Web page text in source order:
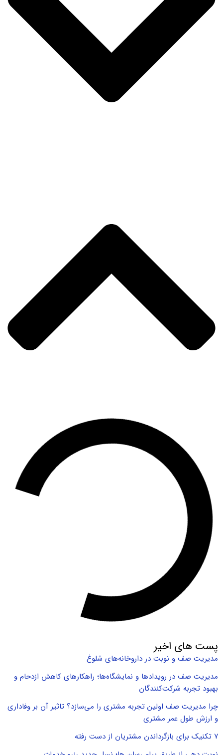
پست های اخیر
مدیریت صف و نوبت در داروخانه‌های شلوغ
مدیریت صف در رویدادها و نمایشگاه‌ها؛ راهکارهای کاهش ازدحام و
بهبود تجربه شرکت‌کنندگان
چرا مدیریت صف اولین تجربه مشتری را می‌سازد؟ تاثیر آن بر وفاداری
و ارزش طول عمر مشتری
۷ تکنیک برای بازگرداندن مشتریان از دست رفته